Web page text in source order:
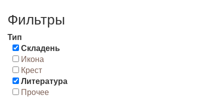
Фильтры
Тип
Складень
Икона
Крест
Литература
Прочее